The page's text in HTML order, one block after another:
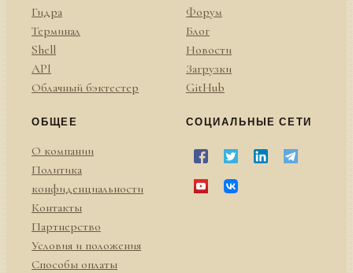
Гидра
Терминал
Shell
API
Облачный бэктестер
Форум
Блог
Новости
Загрузки
GitHub
ОБЩЕЕ
О компании
Политика
конфиденциальности
Контакты
Партнерство
Условия и положения
Способы оплаты
СОЦИАЛЬНЫЕ СЕТИ